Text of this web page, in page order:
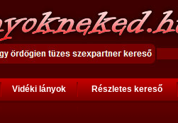
Vidéki lányok Részletes kereső